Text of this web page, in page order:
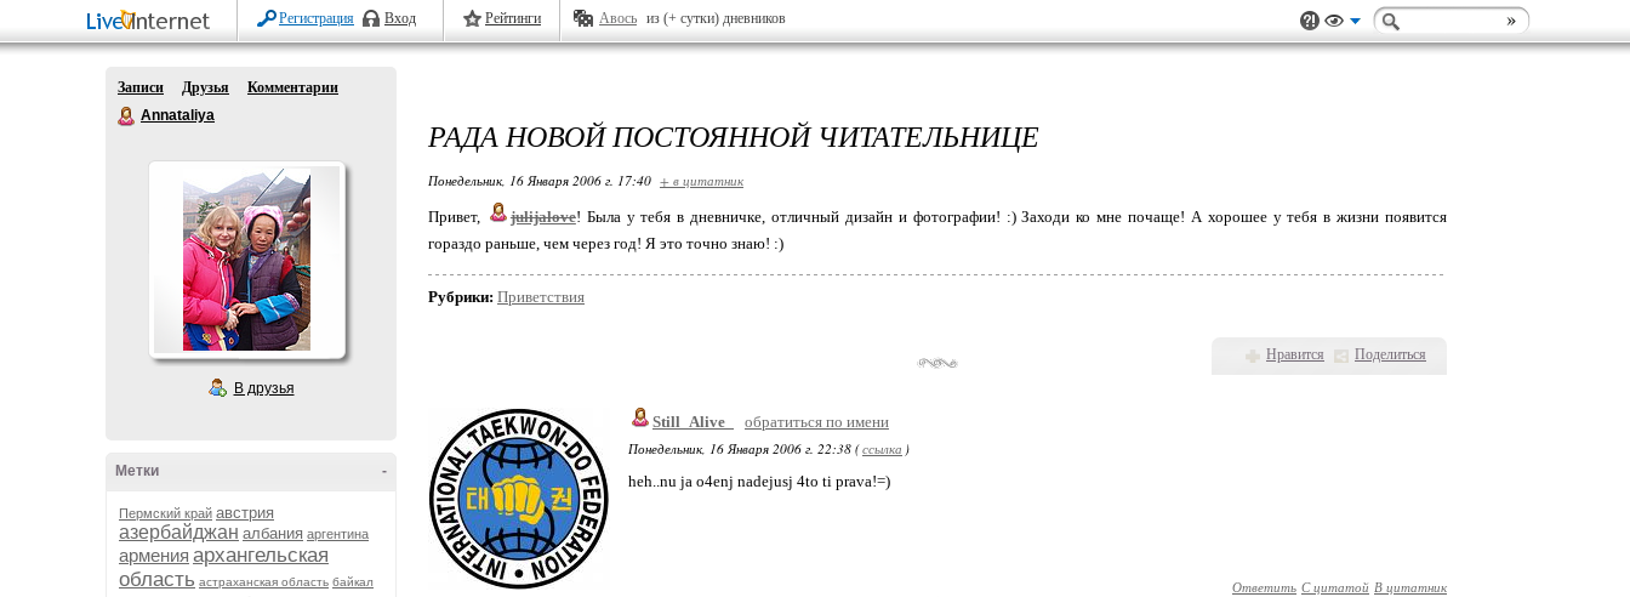
Регистрация Вход Рейтинги Авось из (+ сутки) дневников
Записи Друзья
Комментарии
Annataliya
В друзья
-
Метки
Пермский край австрия
азербайджан албания аргентина
армения архангельская
область астраханская область байкал
РАДА НОВОЙ ПОСТОЯННОЙ ЧИТАТЕЛЬНИЦЕ
Понедельник, 16 Января 2006 г. 17:40 + в цитатник
Привет,
julijalove! Была у тебя в дневничке, отличный дизайн и фотографии! :) Заходи ко мне почаще! А хорошее у тебя в жизни появится
гораздо раньше, чем через год! Я это точно знаю! :)
Рубрики: Приветствия
Нравится Поделиться
Still_Alive_
обратиться по имени
Понедельник, 16 Января 2006 г. 22:38 (ссылка )
heh..nu ja o4enj nadejusj 4to ti prava!=)
Ответить С цитатой В цитатник